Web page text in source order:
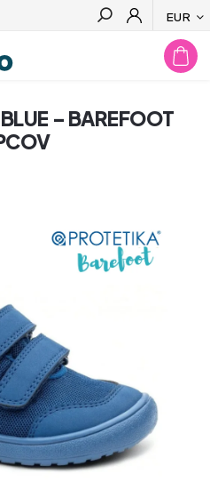
EUR
Hľadať
– BAREFOOT